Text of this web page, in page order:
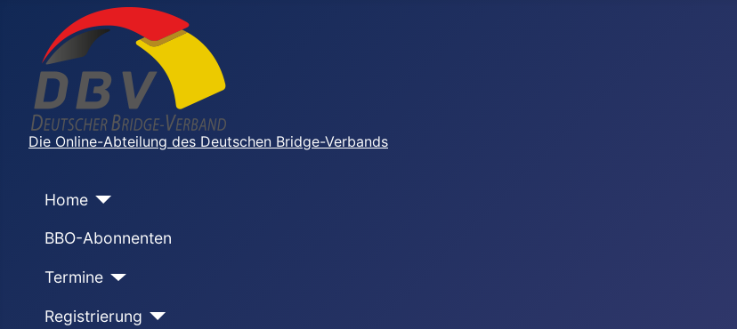
Die Online-Abteilung des Deutschen Bridge-Verbands
Home
BBO-Abonnenten
Termine
Registrierung